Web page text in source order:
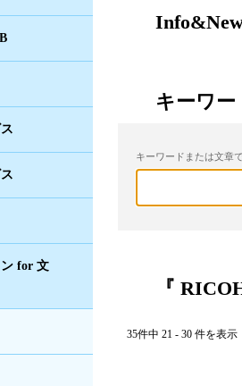
for 文
キーワー
キーワードまたは文章
『
35件中 21 - 30 件を表示